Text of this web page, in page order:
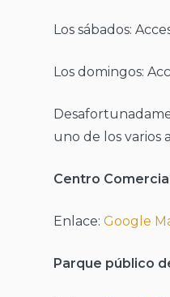
Los sábados:
Los domingos:
uno de los varios
Centro
Enlace: Google
Parque público